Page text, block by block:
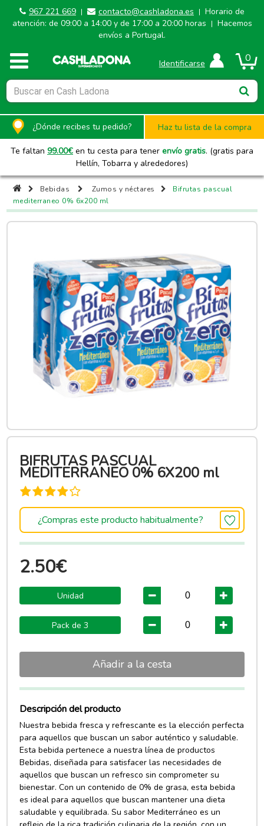
967 221 669 | contacto@cashladona.es | Horario de
atención: de 09:00 a 14:00 y de 17:00 a 20:00 horas
| Hacemos
envíos a Portugal.
0
Identificarse
¿Dónde recibes tu pedido? Haz tu lista de la compra
Te faltan 99.00€ en tu cesta para tener envío gratis. (gratis para
Hellín, Tobarra y alrededores)
Bebidas Zumos y néctares
Bifrutas pascual
mediterraneo 0% 6x200 ml
BIFRUTAS PASCUAL
MEDITERRANEO 0% 6X200 ml
¿Compras este producto habitualmente?
2.50€
Unidad
Pack de 3
Añadir a la cesta
Descripción del producto
Nuestra bebida fresca y refrescante es la elección perfecta
para aquellos que buscan un sabor auténtico y saludable.
Esta bebida pertenece a nuestra línea de productos
Bebidas, diseñada para satisfacer las necesidades de
aquellos que buscan un refresco sin comprometer su
bienestar. Con un contenido de 0% de grasa, esta bebida
es ideal para aquellos que buscan mantener una dieta
saludable y equilibrada. Su sabor Mediterráneo es un